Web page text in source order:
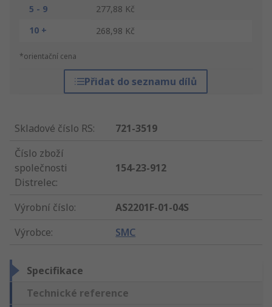
5 - 9
277,88 Kč
10 +
268,98 Kč
*orientační cena
Přidat do seznamu dílů
Skladové číslo RS:
721-3519
Číslo zboží
společnosti
Distrelec:
154-23-912
Výrobní číslo:
AS2201F-01-04S
Výrobce: SMC
Specifikace
Technické reference